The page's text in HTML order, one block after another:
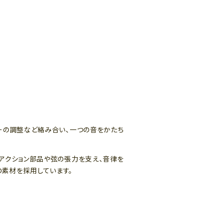
の調整など絡み合い、一つの音をかたち
クション部品や弦の張力を支え、音律を
材を採用しています。